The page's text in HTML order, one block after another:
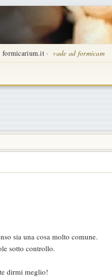
formicarium.it · vade ad formicam
sia una cosa molto comune.
sotto controllo.
dirmi meglio!